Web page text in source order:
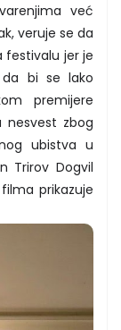
već
veruje se da
festivalu jer je
da bi se lako
premijere
nesvest zbog
ubistva u
Trirov Dogvil
prikazuje